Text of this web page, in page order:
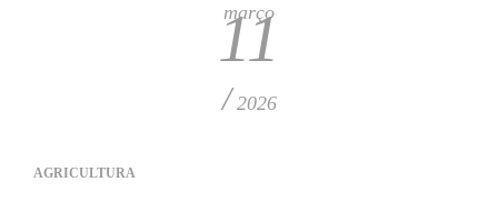
março
11
/ 2026
AGRICULTURA